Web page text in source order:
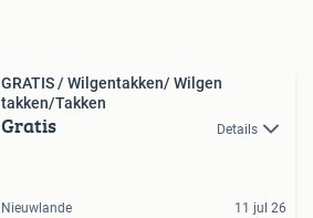
GRATIS / Wilgentakken/ Wilgen
takken/Takken
Gratis Details
Nieuwlande 11 jul 26